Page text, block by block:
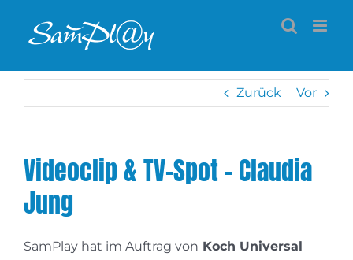
Inhalt
Zurück Vor
Videoclip & TV-Spot – Claudia
Jung
SamPlay hat im Auftrag von Koch Universal